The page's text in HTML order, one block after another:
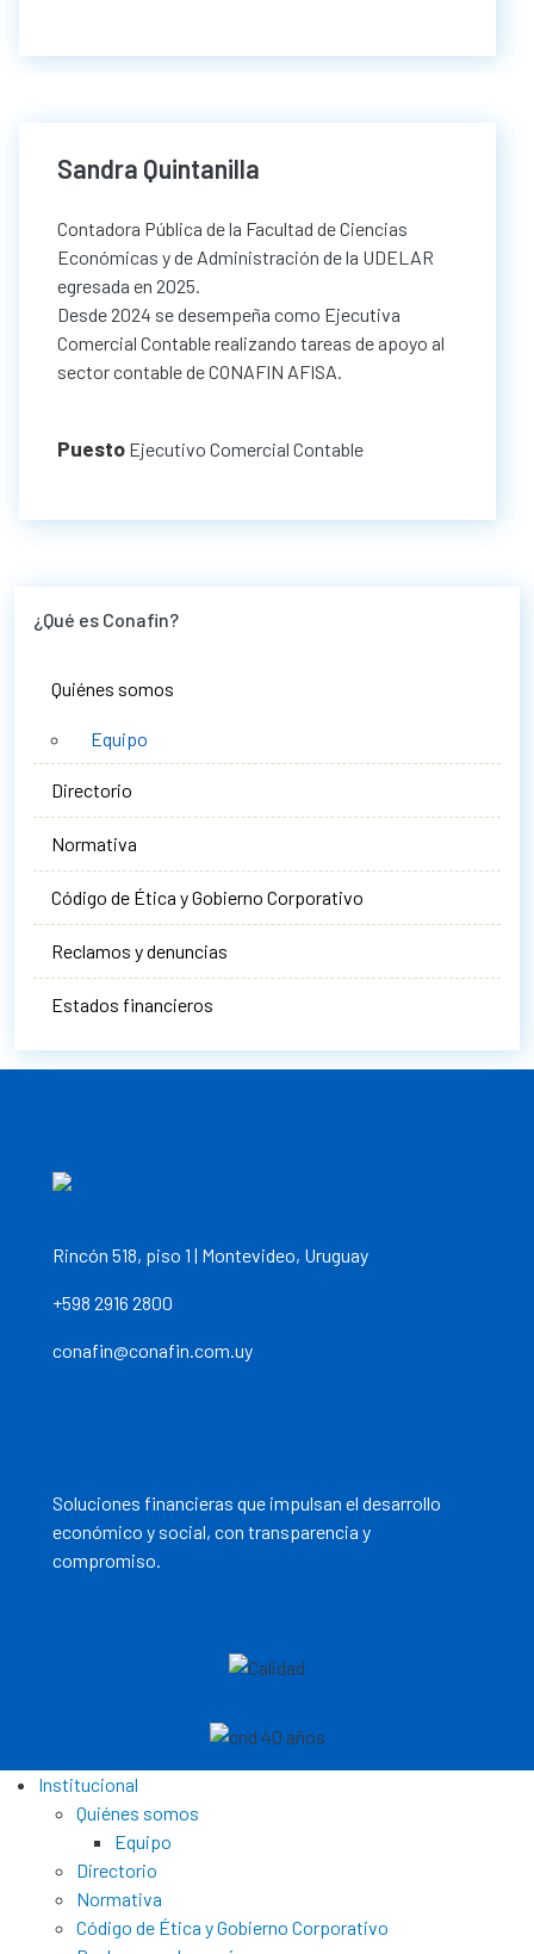
Sandra Quintanilla
Contadora Pública de la Facultad de Ciencias
Económicas y de Administración de la UDELAR
egresada en 2025.
Desde 2024 se desempeña como Ejecutiva
Comercial Contable realizando tareas de apoyo al
sector contable de CONAFIN AFISA.
Puesto Ejecutivo Comercial Contable
¿Qué es Conafin?
Quiénes somos
Equipo
Directorio
Normativa
Código de Ética y Gobierno Corporativo
Reclamos y denuncias
Estados financieros
Rincón 518, piso 1 | Montevideo, Uruguay
+598 2916 2800
conafin@conafin.com.uy
Soluciones financieras que impulsan el desarrollo
económico y social, con transparencia y
compromiso.
Institucional
Quiénes somos
Equipo
Directorio
Normativa
Código de Ética y Gobierno Corporativo